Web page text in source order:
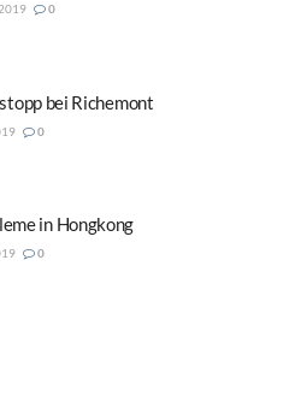
0
bei Richemont
0
in Hongkong
0